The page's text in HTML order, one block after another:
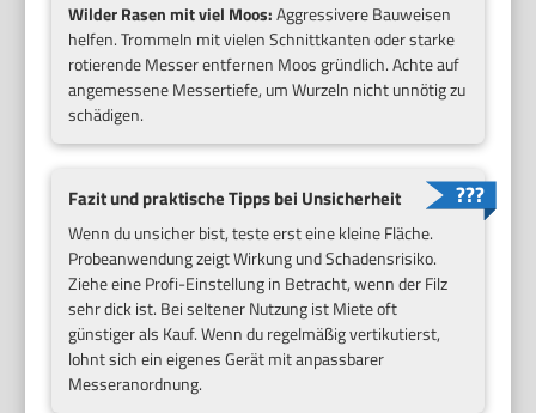
Wilder Rasen mit viel Moos:Aggressivere Bauweisen
helfen. Trommeln mit vielen Schnittkanten oder starke
rotierende Messer entfernen Moos gründlich. Achte auf
angemessene Messertiefe, um Wurzeln nicht unnötig zu
schädigen.
Fazit und praktische Tipps bei Unsicherheit
Wenn du unsicher bist, teste erst eine kleine Fläche.
Probeanwendung zeigt Wirkung und Schadensrisiko.
Ziehe eine Profi-Einstellung in Betracht, wenn der Filz
sehr dick ist. Bei seltener Nutzung ist Miete oft
günstiger als Kauf. Wenn du regelmäßig vertikutierst,
lohnt sich ein eigenes Gerät mit anpassbarer
Messeranordnung.